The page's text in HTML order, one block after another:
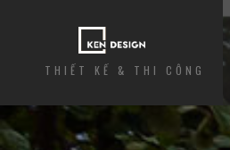
THIẾT KẾ & THI CÔNG